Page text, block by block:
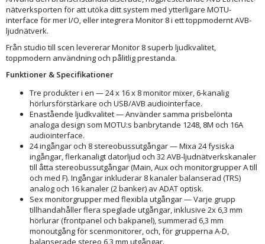
nätverksporten för att utöka ditt system med ytterligare MOTU-
interface för mer I/O, eller integrera Monitor 8 i ett toppmodernt AVB-
ljudnätverk.
Från studio till scen levererar Monitor 8 superb ljudkvalitet,
toppmodern användning och pålitlig prestanda.
Funktioner & Specifikationer
Tre produkter i en — 24 x 16 x 8 monitor mixer, 6-kanalig
hörlursförstärkare och USB/AVB audiointerface.
Enastående ljudkvalitet — Använder samma prisbelönta
analoga design som MOTU:s banbrytande 1248, 8M och 16A
audiointerface.
24 ingångar och 8 stereobussutgångar — Mixa 24 fysiska
ingångar, flerkanaligt datorljud och 32 AVB-ljudnätverkskanaler
till åtta stereobussutgångar (Main, Aux och monitorgrupper A till
och med F). Ingångar inkluderar 8 kanaler balanserad (TRS)
analog och 16 kanaler (2 banker) av ADAT optisk.
Sex monitorgrupper med flexibla utgångar — Varje grupp
tillhandahåller flera speglade utgångar, inklusive 2x 6,3 mm
hörlurar (frontpanel och bakpanel), summerad 6,3 mm
monoutgång för scenmonitorer, och, för grupperna A-D,
balanserade stereo 6,3 mm utgångar.